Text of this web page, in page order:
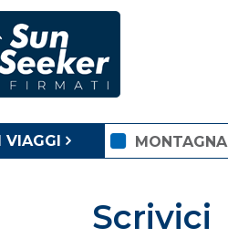
VIAGGI MONTAGNA
Scrivici